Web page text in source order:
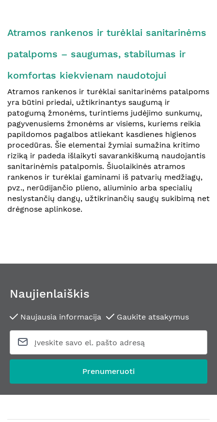
Atramos rankenos ir turėklai sanitarinėms
patalpoms – saugumas, stabilumas ir
komfortas kiekvienam naudotojui
Atramos rankenos ir turėklai sanitarinėms patalpoms
yra būtini priedai, užtikrinantys saugumą ir
patogumą žmonėms, turintiems judėjimo sunkumų,
pagyvenusiems žmonėms ar visiems, kuriems reikia
papildomos pagalbos atliekant kasdienes higienos
procedūras. Šie elementai žymiai sumažina kritimo
riziką ir padeda išlaikyti savarankiškumą naudojantis
sanitarinėmis patalpomis. Šiuolaikinės atramos
rankenos ir turėklai gaminami iš patvarių medžiagų,
pvz., nerūdijančio plieno, aliuminio arba specialių
neslystančių dangų, užtikrinančių saugų sukibimą net
drėgnose aplinkose.
Naujienlaiškis
Naujausia informacija Gaukite atsakymus
Prenumeruoti